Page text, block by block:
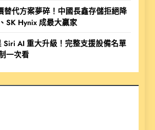
替代方案夢碎！中國長鑫存儲拒絕降
SK Hynix 成最大贏家
Siri AI 重大升級！完整支援設備名單
一次看